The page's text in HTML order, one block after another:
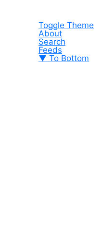
Toggle Theme
About
Search
Feeds
▼ To Bottom